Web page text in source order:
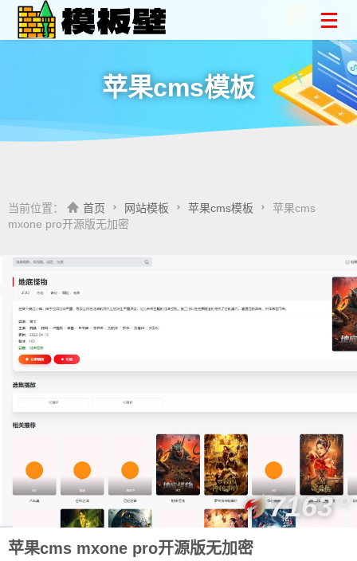
苹果cms模板
当前位置： 首页 网站模板 苹果cms模板
苹果cms
mxone pro开源版无加密
苹果cms mxone pro开源版无加密
7163